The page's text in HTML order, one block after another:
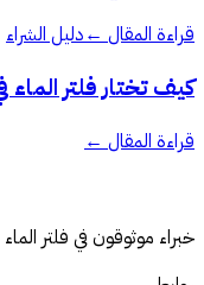
قراءة المقال←دليل الشراء
كيف تختار فلتر الماء
قراءة المقال←
خبراء موثوقون في فلتر